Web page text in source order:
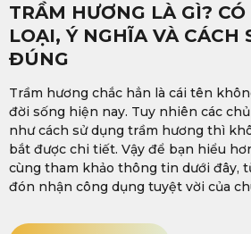
TRẦM HƯƠNG LÀ GÌ?
LOẠI, Ý NGHĨA VÀ CÁCH
ĐÚNG
Trầm hương chắc hẳn là cái tên
đời sống hiện nay. Tuy nhiên các
như cách sử dụng trầm hương thì
bắt được chi tiết. Vậy để bạn hiểu
cùng tham khảo thông tin dưới đây,
đón nhận công dụng tuyệt vời của